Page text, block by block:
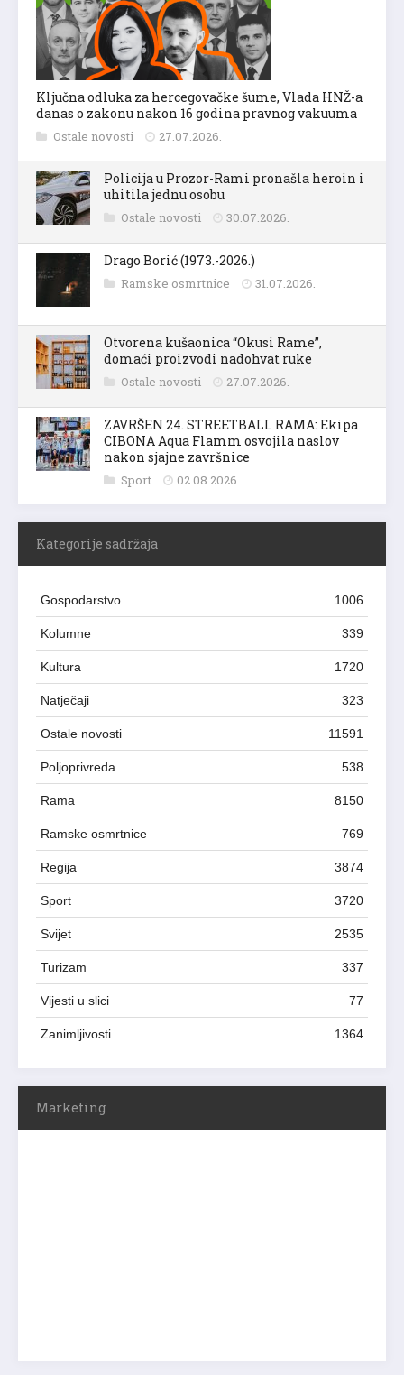
Ključna odluka za hercegovačke šume, Vlada HNŽ-a
danas o zakonu nakon 16 godina pravnog vakuuma
Ostale novosti 27.07.2026.
Policija u Prozor-Rami pronašla heroin i
uhitila jednu osobu
Ostale novosti 30.07.2026.
Drago Borić (1973.-2026.)
Ramske osmrtnice 31.07.2026.
Otvorena kušaonica “Okusi Rame”,
domaći proizvodi nadohvat ruke
Ostale novosti 27.07.2026.
ZAVRŠEN 24. STREETBALL RAMA: Ekipa
CIBONA Aqua Flamm osvojila naslov
nakon sjajne završnice
Sport 02.08.2026.
Kategorije sadržaja
Gospodarstvo 1006
Kolumne 339
Kultura 1720
Natječaji 323
Ostale novosti 11591
Poljoprivreda 538
Rama 8150
Ramske osmrtnice 769
Regija 3874
Sport 3720
Svijet 2535
Turizam 337
Vijesti u slici 77
Zanimljivosti 1364
Marketing